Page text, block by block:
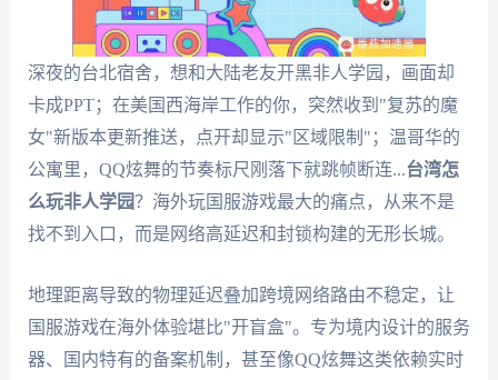
深夜的台北宿舍，想和大陆老友开黑非人学园，画面却
卡成PPT；在美国西海岸工作的你，突然收到"复苏的魔
女"新版本更新推送，点开却显示"区域限制"；温哥华的
公寓里，QQ炫舞的节奏标尺刚落下就跳帧断连...台湾怎
么玩非人学园？海外玩国服游戏最大的痛点，从来不是
找不到入口，而是网络高延迟和封锁构建的无形长城。
地理距离导致的物理延迟叠加跨境网络路由不稳定，让
国服游戏在海外体验堪比"开盲盒"。专为境内设计的服务
器、国内特有的备案机制，甚至像QQ炫舞这类依赖实时